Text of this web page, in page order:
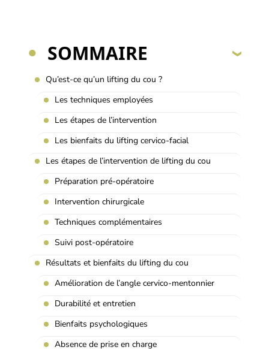
SOMMAIRE
Qu’est-ce qu’un lifting du cou ?
Les techniques employées
Les étapes de l’intervention
Les bienfaits du lifting cervico-facial
Les étapes de l’intervention de lifting du cou
Préparation pré-opératoire
Intervention chirurgicale
Techniques complémentaires
Suivi post-opératoire
Résultats et bienfaits du lifting du cou
Amélioration de l’angle cervico-mentonnier
Durabilité et entretien
Bienfaits psychologiques
Absence de prise en charge